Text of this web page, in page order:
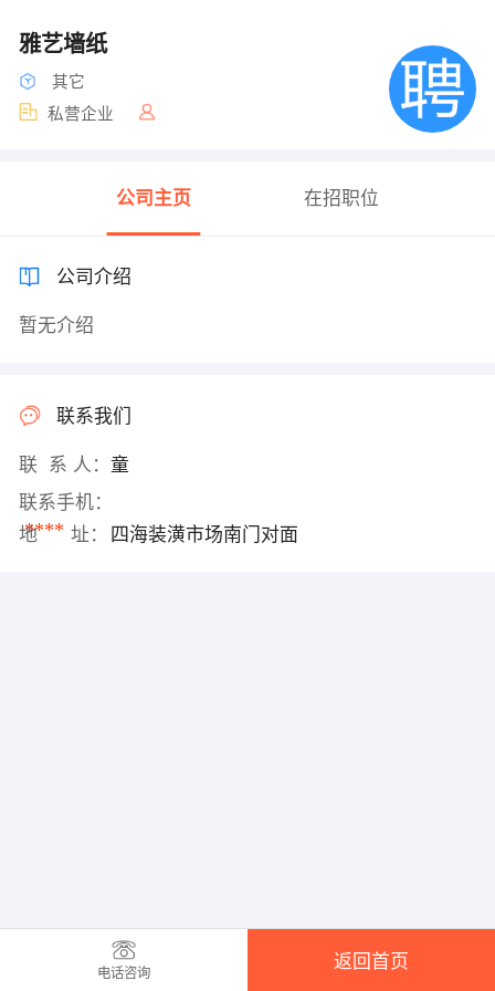
雅艺墙纸
其它
私营企业
公司主页 在招职位
公司介绍
暂无介绍
联系我们
联 系 人： 童
联系手机：
****
地 址： 四海装潢市场南门对面
电话咨询
返回首页